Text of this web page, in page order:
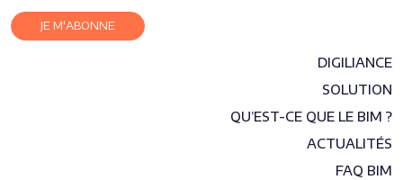
JE M'ABONNE
DIGILIANCE
SOLUTION
QU’EST-CE QUE LE BIM ?
ACTUALITÉS
FAQ BIM